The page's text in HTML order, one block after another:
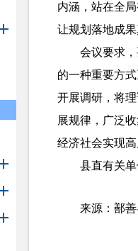
内涵，站在全
让规划落地成
会议要求
的一种重要方
开展调研，将
展规律，广泛
经济社会实现
县直有关
来源：鄯